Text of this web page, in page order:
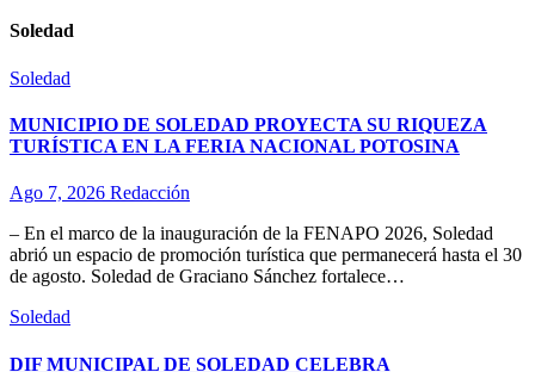
Soledad
Soledad
MUNICIPIO DE SOLEDAD PROYECTA SU RIQUEZA
TURÍSTICA EN LA FERIA NACIONAL POTOSINA
Ago 7, 2026 Redacción
– En el marco de la inauguración de la FENAPO 2026, Soledad
abrió un espacio de promoción turística que permanecerá hasta el 30
de agosto. Soledad de Graciano Sánchez fortalece…
Soledad
DIF MUNICIPAL DE SOLEDAD CELEBRA